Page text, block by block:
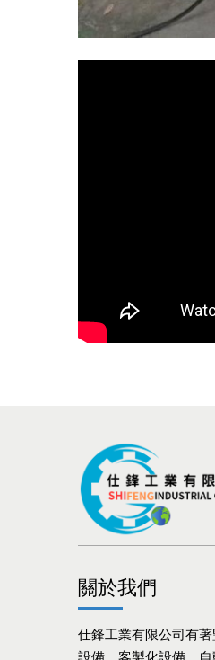
關於我們
仕鋒工業有限公司有
設備，客製化設備，